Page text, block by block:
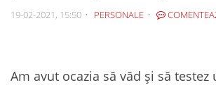
19-02-2021, 15:50 PERSONALE
Am avut ocazia să văd și să testez